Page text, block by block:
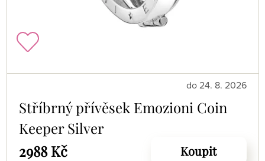
do 24. 8. 2026
Stříbrný přívěsek Emozioni Coin
Keeper Silver
2988 Kč
Koupit